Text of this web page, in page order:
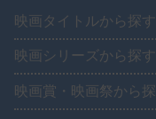
映画タイトルから探
映画シリーズから探す
映画賞・映画祭から探